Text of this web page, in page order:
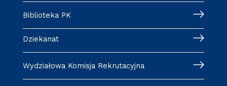
Biblioteka PK
Dziekanat
Wydziałowa Komisja Rekrutacyjna